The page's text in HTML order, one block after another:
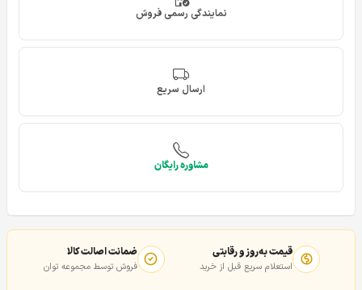
نمایندگی رسمی فروش
ارسال سریع
مشاوره رایگان
قیمت به‌روز و رقابتی
استعلام سریع قبل از خرید
ضمانت اصالت کالا
فروش توسط مجموعه توان